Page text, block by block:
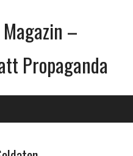
–
Propaganda